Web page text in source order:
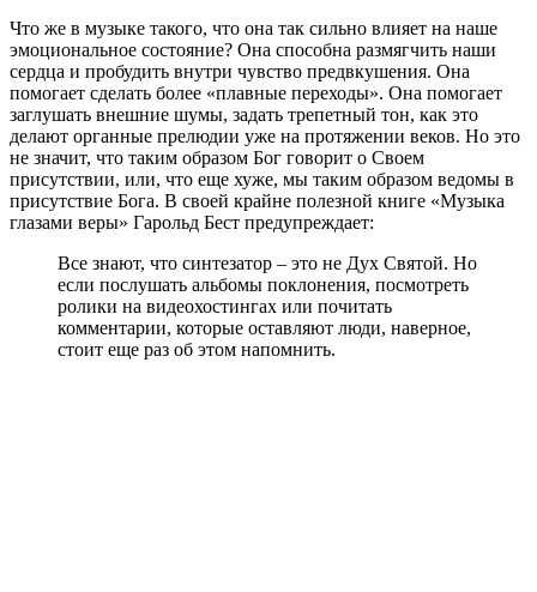
Что же в музыке такого, что она так сильно влияет на наше
эмоциональное состояние? Она способна размягчить наши
сердца и пробудить внутри чувство предвкушения. Она
помогает сделать более «плавные переходы». Она помогает
заглушать внешние шумы, задать трепетный тон, как это
делают органные прелюдии уже на протяжении веков. Но это
не значит, что таким образом Бог говорит о Своем
присутствии, или, что еще хуже, мы таким образом ведомы в
присутствие Бога. В своей крайне полезной книге «Музыка
глазами веры» Гарольд Бест предупреждает:
Все знают, что синтезатор – это не Дух Святой. Но
если послушать альбомы поклонения, посмотреть
ролики на видеохостингах или почитать
комментарии, которые оставляют люди, наверное,
стоит еще раз об этом напомнить.